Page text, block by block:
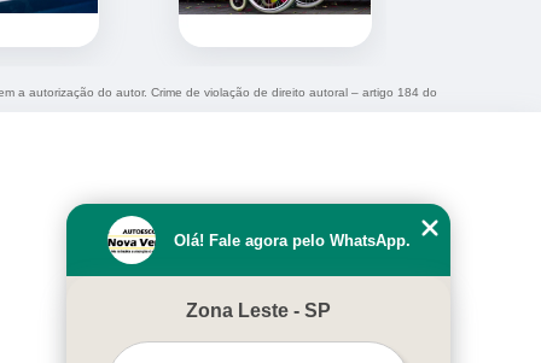
Olá! Fale agora pelo WhatsApp.
Zona Leste - SP